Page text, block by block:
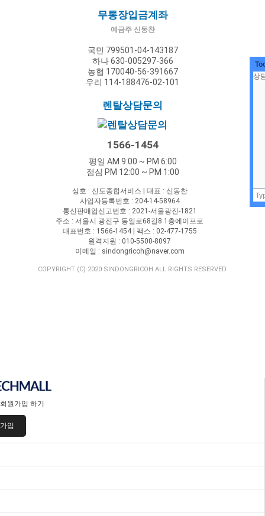
무통장입금계좌
예금주 신동찬
국민 799501-04-143187
하나 630-005297-366
농협 170040-56-391667
우리 114-188476-02-101
렌탈상담문의
1566-1454
평일 AM 9:00 ~ PM 6:00
점심 PM 12:00 ~ PM 1:00
상호 : 신도종합서비스 | 대표 : 신동찬
사업자등록번호 : 204-14-58964
통신판매업신고번호 : 2021-서울광진-1821
주소 : 서울시 광진구 동일로68길8 1층에이프로
대표번호 : 1566-1454 | 팩스 : 02-477-1755
원격지원 : 010-5500-8097
이메일 : sindongricoh@naver.com
COPYRIGHT (C) 2020 SINDONGRICOH ALL RIGHTS RESERVED.
원가입 하기
입